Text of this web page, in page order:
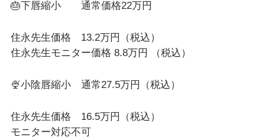
🎂下唇縮小 通常価格22万円
住永先生価格 13.2万円（税込）
住永先生モニター価格 8.8万円 （税込）
🍨小陰唇縮小 通常27.5万円（税込）
住永先生価格 16.5万円（税込）
モニター対応不可